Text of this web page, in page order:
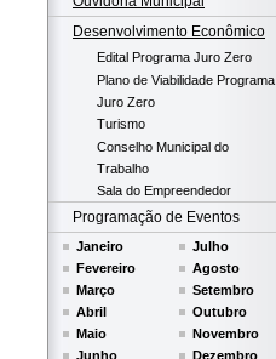
Desenvolvimento Econômico
Edital Programa Juro Zero
Plano de Viabilidade Programa
Juro Zero
Turismo
Conselho Municipal do
Trabalho
Sala do Empreendedor
Programação de Eventos
Janeiro
Fevereiro
Março
Abril
Maio
Junho
Julho
Agosto
Setembro
Outubro
Novembro
Dezembro